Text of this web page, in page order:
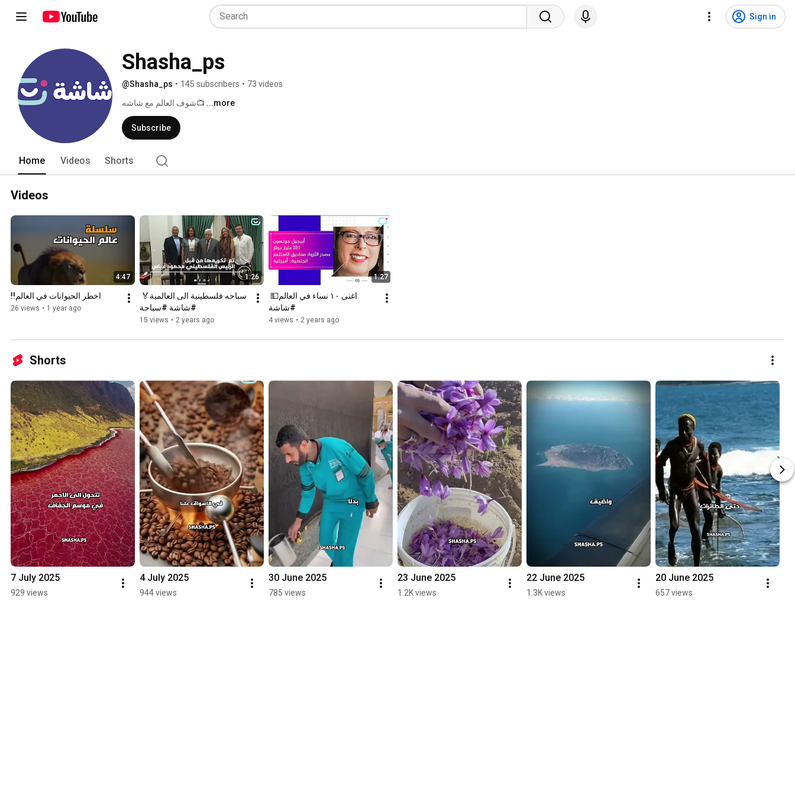
Sign in
Shasha_ps
@Shasha_ps • 145 subscribers • 73 videos
شوف العالم مع شاشه📺 ...more
Subscribe
Home Videos Shorts
Videos
4:47
اخطر الحيوانات في العالم!!
26 views • 1 year ago
1:26
#شاشة #سباحة
15 views • 2 years ago
1:27
#شاشة
4 views • 2 years ago
Shorts
7 July 2025
929 views
4 July 2025
944 views
30 June 2025
785 views
23 June 2025
1.2K views
22 June 2025
1.3K views
20 June 2025
657 views